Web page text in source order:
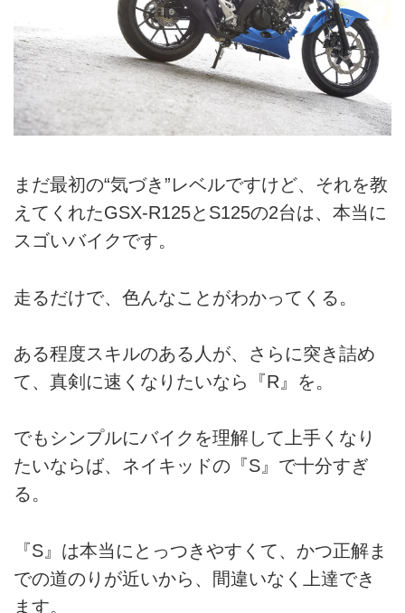
まだ最初の“気づき”レベルですけど、それを教
えてくれたGSX-R125とS125の2台は、本当に
スゴいバイクです。
走るだけで、色んなことがわかってくる。
ある程度スキルのある人が、さらに突き詰め
て、真剣に速くなりたいなら『R』を。
でもシンプルにバイクを理解して上手くなり
たいならば、ネイキッドの『S』で十分すぎ
る。
『S』は本当にとっつきやすくて、かつ正解ま
での道のりが近いから、間違いなく上達でき
ます。